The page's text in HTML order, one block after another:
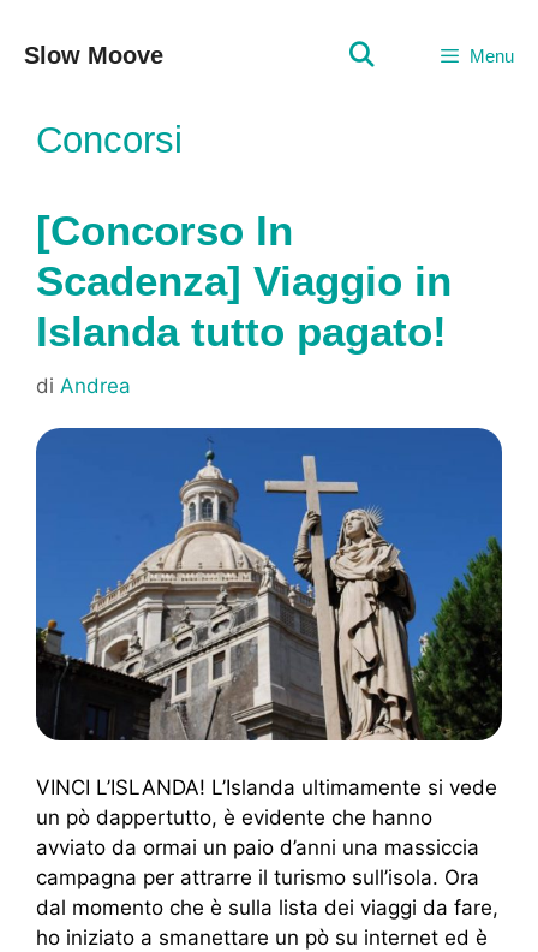
Slow Moove Menu
Concorsi
[Concorso In
Scadenza] Viaggio in
Islanda tutto pagato!
di Andrea
VINCI L’ISLANDA! L’Islanda ultimamente si vede
un pò dappertutto, è evidente che hanno
avviato da ormai un paio d’anni una massiccia
campagna per attrarre il turismo sull’isola. Ora
dal momento che è sulla lista dei viaggi da fare,
ho iniziato a smanettare un pò su internet ed è